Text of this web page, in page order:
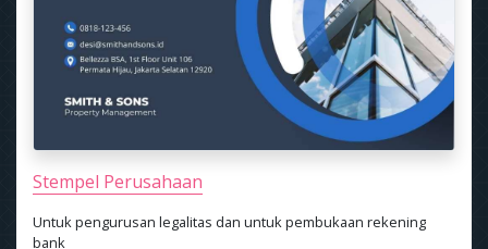
Stempel Perusahaan
Untuk pengurusan legalitas dan untuk pembukaan rekening
bank